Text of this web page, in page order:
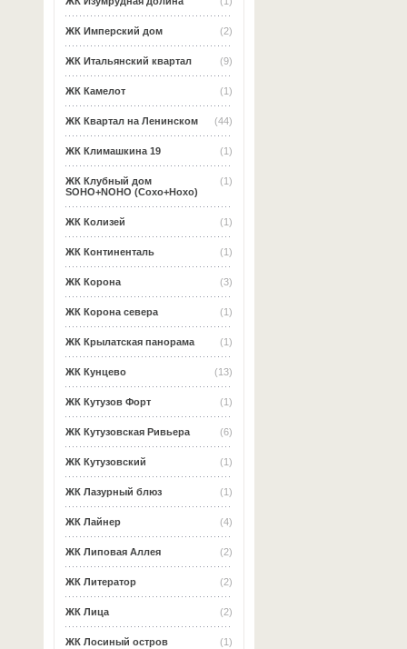
(2)
ЖК Имперский дом
(9)
ЖК Итальянский квартал
(1)
ЖК Камелот
(44)
ЖК Квартал на Ленинском
(1)
ЖК Климашкина 19
(1)
ЖК Клубный дом
SOHO+NOHO (Сохо+Нохо)
(1)
ЖК Колизей
(1)
ЖК Континенталь
(3)
ЖК Корона
(1)
ЖК Корона севера
(1)
ЖК Крылатская панорама
(13)
ЖК Кунцево
(1)
ЖК Кутузов Форт
(6)
ЖК Кутузовская Ривьера
(1)
ЖК Кутузовский
(1)
ЖК Лазурный блюз
(4)
ЖК Лайнер
(2)
ЖК Липовая Аллея
(2)
ЖК Литератор
(2)
ЖК Лица
(1)
ЖК Лосиный остров